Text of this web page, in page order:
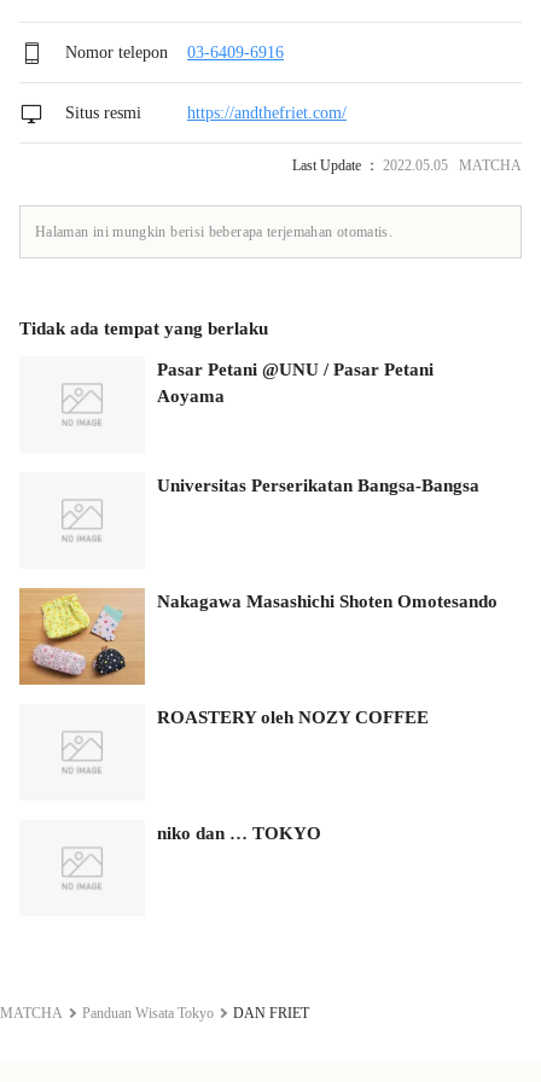
Nomor telepon 03-6409-6916
Situs resmi https://andthefriet.com/
Last Update ： 2022.05.05 MATCHA
Halaman ini mungkin berisi beberapa terjemahan otomatis.
Tidak ada tempat yang berlaku
Pasar Petani @UNU / Pasar Petani
Aoyama
Universitas Perserikatan Bangsa-Bangsa
Nakagawa Masashichi Shoten Omotesando
ROASTERY oleh NOZY COFFEE
niko dan … TOKYO
MATCHA Panduan Wisata Tokyo DAN FRIET